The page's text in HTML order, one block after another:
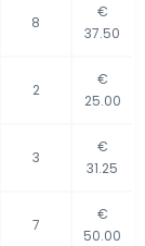
8
€
37.50
2
€
25.00
3
€
31.25
7
€
50.00